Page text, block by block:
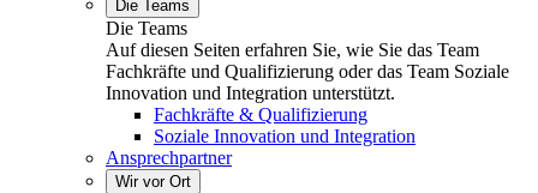
Die Teams
Die Teams
Auf diesen Seiten erfahren Sie, wie Sie das Team
Fachkräfte und Qualifizierung oder das Team Soziale
Innovation und Integration unterstützt.
Fachkräfte & Qualifizierung
Soziale Innovation und Integration
Ansprechpartner
Wir vor Ort